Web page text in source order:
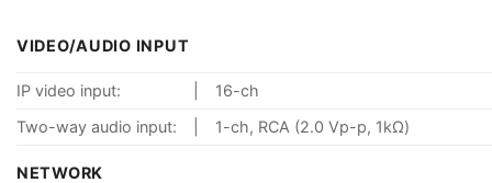
VIDEO/AUDIO INPUT
IP video input:
16-ch
Two-way audio input:
1-ch, RCA (2.0 Vp-p, 1kΩ)
NETWORK